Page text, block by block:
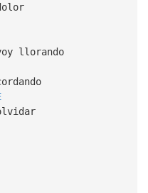
llorando